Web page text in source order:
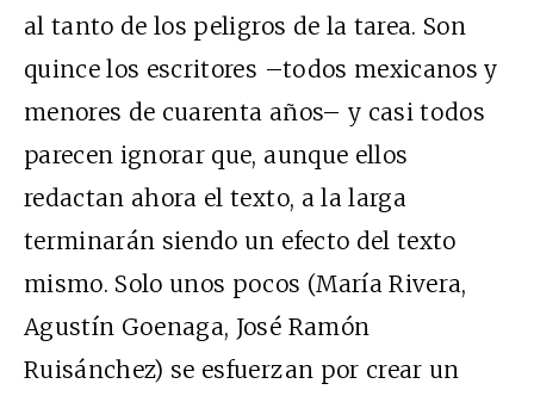
al tanto de los peligros de la tarea. Son
quince los escritores –todos mexicanos y
menores de cuarenta años– y casi todos
parecen ignorar que, aunque ellos
redactan ahora el texto, a la larga
terminarán siendo un efecto del texto
mismo. Solo unos pocos (María Rivera,
Agustín Goenaga, José Ramón
Ruisánchez) se esfuerzan por crear un